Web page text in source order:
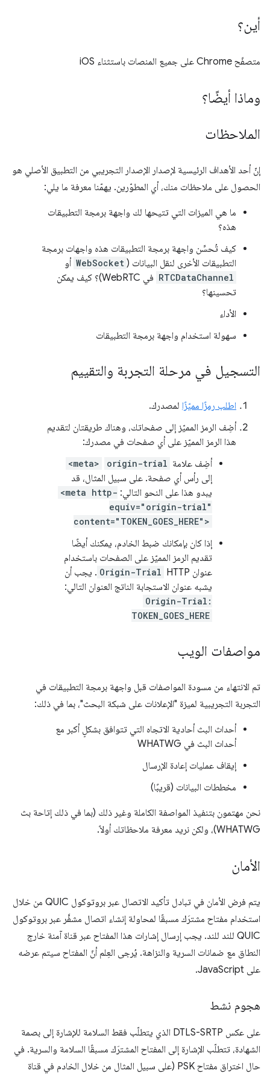
أين؟
متصفّح Chrome على جميع المنصات باستثناء iOS
وماذا أيضًا؟
الملاحظات
إنّ أحد الأهداف الرئيسية لإصدار الإصدار التجريبي من التطبيق الأصلي هو
الحصول على ملاحظات منك، أي المطوّرين. يهمّنا معرفة ما يلي:
ما هي الميزات التي تتيحها لك واجهة برمجة التطبيقات
هذه؟
كيف تُحسِّن واجهة برمجة التطبيقات هذه واجهات برمجة
التطبيقات الأخرى لنقل البيانات ( WebSocket أو
RTCDataChannel
في WebRTC)؟ كيف يمكن
تحسينها؟
الأداء
سهولة استخدام واجهة برمجة التطبيقات
التسجيل في مرحلة التجربة والتقييم
اطلب رمزًا مميّزًا لمصدرك.
أضِف الرمز المميّز إلى صفحاتك، وهناك طريقتان لتقديم
هذا الرمز المميّز على أي صفحات في مصدرك:
أضِف علامة origin-trial
<meta>
إلى رأس أي صفحة. على سبيل المثال، قد
يبدو هذا على النحو التالي: <meta http-
equiv="origin-trial"
content="TOKEN_GOES_HERE">
إذا كان بإمكانك ضبط الخادم، يمكنك أيضًا
تقديم الرمز المميّز على الصفحات باستخدام
عنوان HTTP‏
Origin-Trial . يجب أن
يشبه عنوان الاستجابة الناتج العنوان التالي:
Origin-Trial:
TOKEN_GOES_HERE
مواصفات الويب
تم الانتهاء من مسودة المواصفات قبل واجهة برمجة التطبيقات في
التجربة التجريبية لميزة "الإعلانات على شبكة البحث"، بما في ذلك:
أحداث البث أحادية الاتجاه التي تتوافق بشكلٍ أكبر مع
أحداث البث في WHATWG
إيقاف عمليات إعادة الإرسال
مخططات البيانات (قريبًا)
نحن مهتمون بتنفيذ المواصفة الكاملة وغير ذلك (بما في ذلك إتاحة بث
WHATWG)، ولكن نريد معرفة ملاحظاتك أولاً.
الأمان
يتم فرض الأمان في تبادل تأكيد الاتصال عبر بروتوكول QUIC من خلال
استخدام مفتاح مشترَك مسبقًا لمحاولة إنشاء اتصال مشفَّر عبر بروتوكول
QUIC للند للند. يجب إرسال إشارات هذا المفتاح عبر قناة آمنة خارج
النطاق مع ضمانات السرية والنزاهة. يُرجى العِلم أنّ المفتاح سيتم عرضه
على JavaScript.
هجوم نشط
على عكس DTLS-SRTP الذي يتطلّب فقط السلامة للإشارة إلى بصمة
الشهادة، تتطلّب الإشارة إلى المفتاح المشترَك مسبقًا السلامة والسرية. في
حال اختراق مفتاح PSK (على سبيل المثال من خلال الخادم في قناة